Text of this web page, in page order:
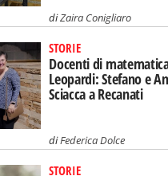
diZaira Conigliaro
STORIE
Docenti di
Leopardi: Stefano e
Sciacca a Recanati
diFederica Dolce
STORIE